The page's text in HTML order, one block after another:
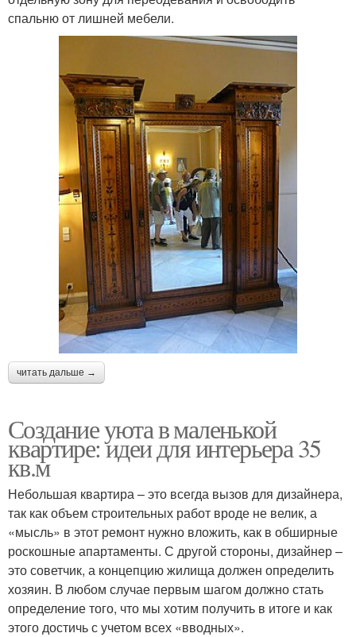
спальню от лишней мебели.
читать дальше →
Создание уюта в маленькой
квартире: идеи для интерьера 35
кв.м
Небольшая квартира – это всегда вызов для дизайнера,
так как объем строительных работ вроде не велик, а
«мысль» в этот ремонт нужно вложить, как в обширные
роскошные апартаменты. С другой стороны, дизайнер –
это советчик, а концепцию жилища должен определить
хозяин. В любом случае первым шагом должно стать
определение того, что мы хотим получить в итоге и как
этого достичь с учетом всех «вводных».